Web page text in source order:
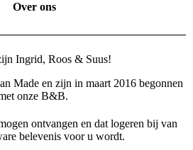
Over ons
Ingrid, Roos & Suus!
Made en zijn in maart 2016 begonnen
onze B&B.
ontvangen en dat logeren bij van
belevenis voor u wordt.